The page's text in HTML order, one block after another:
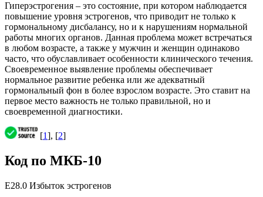
Гиперэстрогения – это состояние, при котором наблюдается
повышение уровня эстрогенов, что приводит не только к
гормональному дисбалансу, но и к нарушениям нормальной
работы многих органов. Данная проблема может встречаться
в любом возрасте, а также у мужчин и женщин одинаково
часто, что обуславливает особенности клинического течения.
Своевременное выявление проблемы обеспечивает
нормальное развитие ребенка или же адекватный
гормональный фон в более взрослом возрасте. Это ставит на
первое место важность не только правильной, но и
своевременной диагностики.
[1], [2]
Код по МКБ-10
E28.0 Избыток эстрогенов